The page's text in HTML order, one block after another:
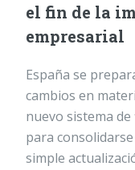
el fin de la
empresarial
España se
cambios en
nuevo sistema
para
simple